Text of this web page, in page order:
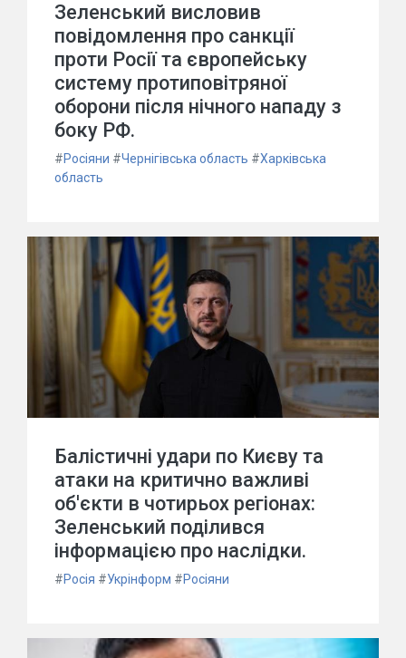
Зеленський висловив
повідомлення про санкції
проти Росії та європейську
систему протиповітряної
оборони після нічного нападу з
боку РФ.
#Росіяни #Чернігівська область #Харківська
область
Балістичні удари по Києву та
атаки на критично важливі
об'єкти в чотирьох регіонах:
Зеленський поділився
інформацією про наслідки.
#Росія #Укрінформ #Росіяни